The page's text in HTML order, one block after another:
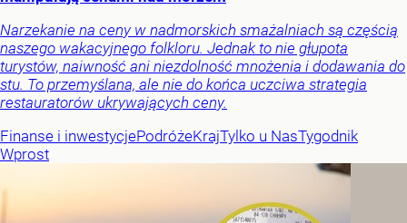
Narzekanie na ceny w nadmorskich smażalniach są częścią
naszego wakacyjnego folkloru. Jednak to nie głupota
turystów, naiwność ani niezdolność mnożenia i dodawania do
stu. To przemyślana, ale nie do końca uczciwa strategia
restauratorów ukrywających ceny.
Finanse i inwestycjePodróżeKrajTylko u NasTygodnik
Wprost